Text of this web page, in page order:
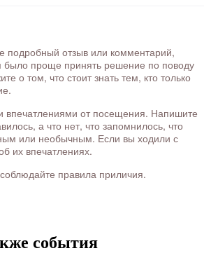
подробный отзыв или комментарий,
проще принять решение по поводу
о том, что стоит знать тем, кто только
впечатлениями от посещения. Напишите
а что нет, что запомнилось, что
или необычным. Если вы ходили с
их впечатлениях.
правила приличия.
события